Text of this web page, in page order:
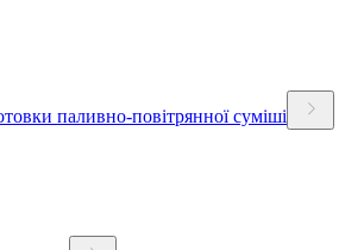
паливно-повітрянної суміші